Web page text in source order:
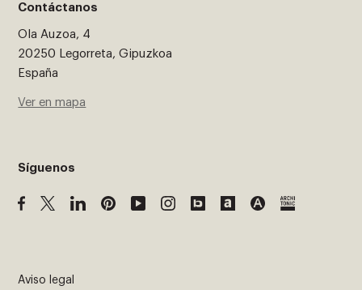
Contáctanos
Ola Auzoa, 4
20250 Legorreta, Gipuzkoa
España
Ver en mapa
Síguenos
Aviso legal